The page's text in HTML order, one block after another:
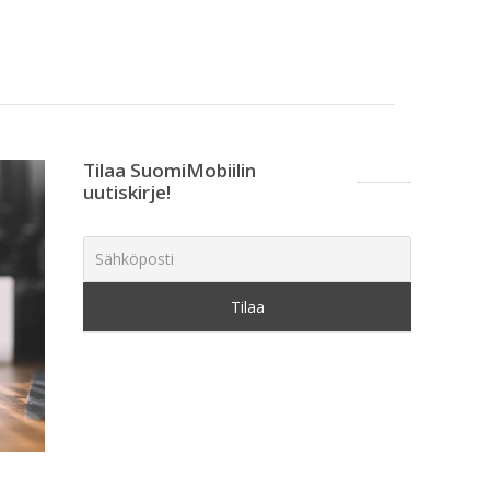
Tilaa SuomiMobiilin
uutiskirje!